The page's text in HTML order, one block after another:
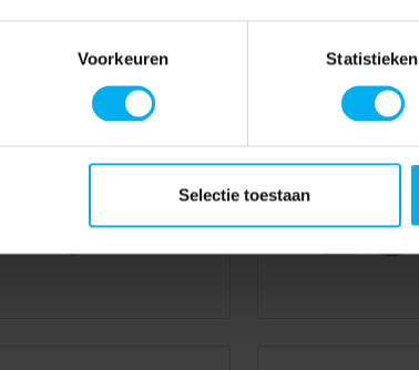
Voorkeuren Statistieken
Selectie toestaan